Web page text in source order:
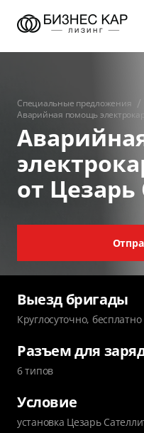
Специальные предложения
Аварийная помощь
от Цезарь
Выезд бригады
Круглосуточно, бесплатно
Разъем для
6 типов
Условие
установка Цезарь